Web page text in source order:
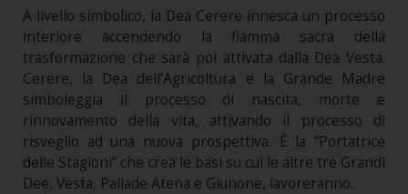
A livello simbolico, la Dea Cerere innesca un processo
interiore accendendo la fiamma sacra della
trasformazione che sarà poi attivata dalla Dea Vesta.
Cerere, la Dea dell’Agricoltura e la Grande Madre
simboleggia il processo di nascita, morte e
rinnovamento della vita, attivando il processo di
risveglio ad una nuova prospettiva. È la “Portatrice
delle Stagioni” che crea le basi su cui le altre tre Grandi
Dee, Vesta, Pallade Atena e Giunone, lavoreranno.